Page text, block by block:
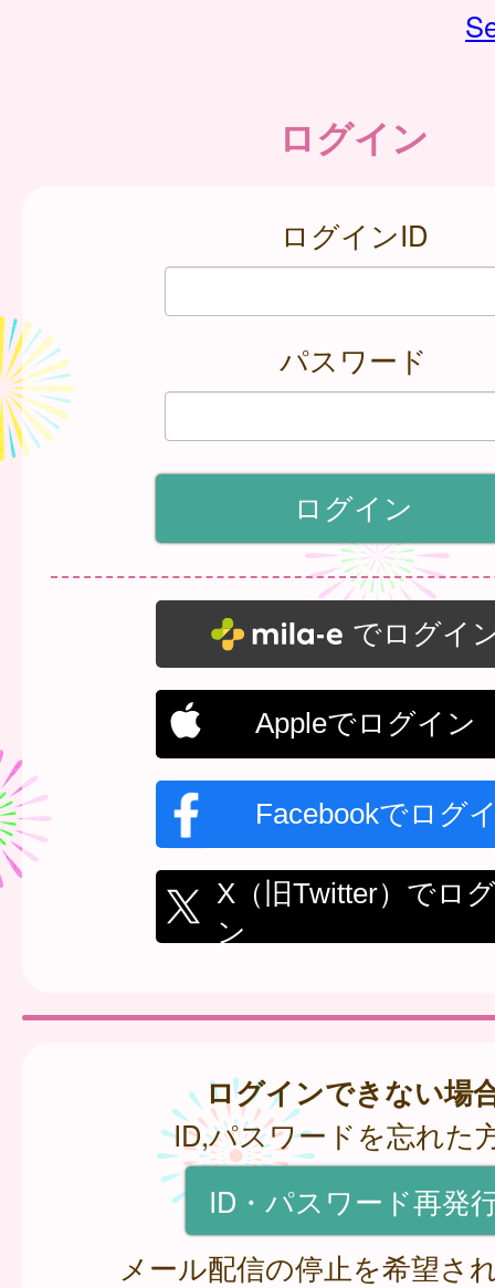
ログイン
ログインID
パスワード
でログイ
Appleでログイン
Facebookでログ
X（旧Twitter）でロ
ン
ログインできない場
ID,パスワードを忘れた
ID・パスワード再発
メール配信の停止を希望さ